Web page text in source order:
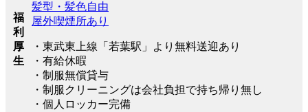
福
利
厚
生
髪型・髪色自由
屋外喫煙所あり
・東武東上線「若葉駅」より無料送迎あり
・有給休暇
・制服無償貸与
・制服クリーニングは会社負担で持ち帰り無し
・個人ロッカー完備